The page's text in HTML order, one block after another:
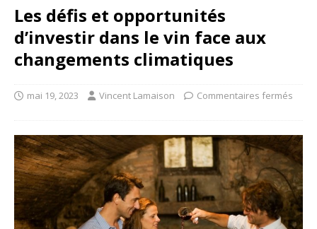
Les défis et opportunités
d’investir dans le vin face aux
changements climatiques
mai 19, 2023 Vincent Lamaison Commentaires fermés